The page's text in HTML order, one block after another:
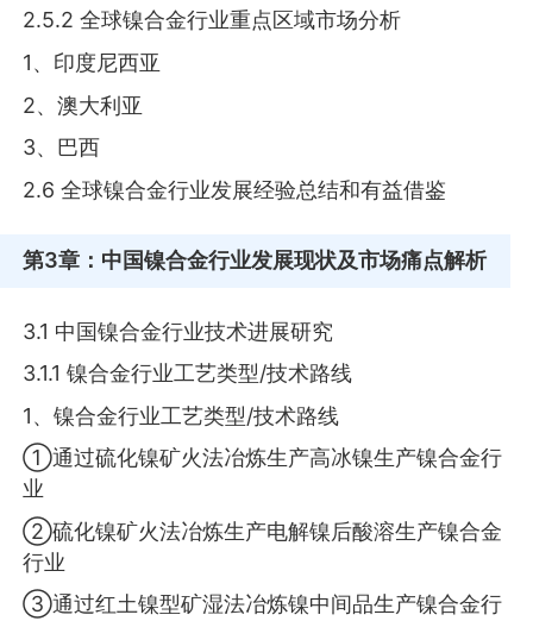
2.5.2 全球镍合金行业重点区域市场分析
1、印度尼西亚
2、澳大利亚
3、巴西
2.6 全球镍合金行业发展经验总结和有益借鉴
第3章 ：中国镍合金行业发展现状及市场痛点解析
3.1 中国镍合金行业技术进展研究
3.1.1 镍合金行业工艺类型/技术路线
1、镍合金行业工艺类型/技术路线
①通过硫化镍矿火法冶炼生产高冰镍生产镍合金行
业
②硫化镍矿火法冶炼生产电解镍后酸溶生产镍合金
行业
③通过红土镍型矿湿法冶炼镍中间品生产镍合金行